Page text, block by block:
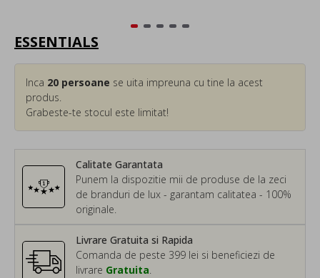
ESSENTIALS
Calitate Garantata
Punem la dispozitie mii de produse de la zeci
de branduri de lux - garantam calitatea - 100%
originale.
Inca 20 persoane se uita impreuna cu tine la acest
produs.
Grabeste-te stocul este limitat!
Livrare Gratuita si Rapida
Comanda de peste 399 lei si beneficiezi de
livrare Gratuita